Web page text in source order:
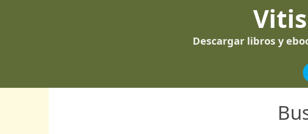
Descargar libros y